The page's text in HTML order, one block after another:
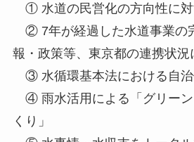
① 水道の民営化の方向性に対
② 7年が経過した水道事業の
報・政策等、東京都の連携状況
③ 水循環基本法における自治
④ 雨水活用による「グリーン
くり」